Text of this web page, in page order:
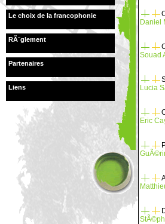
Le choix de la francophonie
RÃ¨glement
Partenaires
Liens
Daniel
Souad
Lucia
Eric